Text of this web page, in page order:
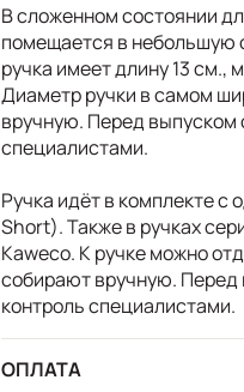
В сложенном состоянии
помещается в небольшую
ручка имеет длину 13
Диаметр ручки в самом
вручную. Перед выпуском
специалистами.
Ручка идёт в комплекте
Short). Также в ручках
Kaweco. К ручке можно
собирают вручную. Перед
контроль специалистами.
ОПЛАТА